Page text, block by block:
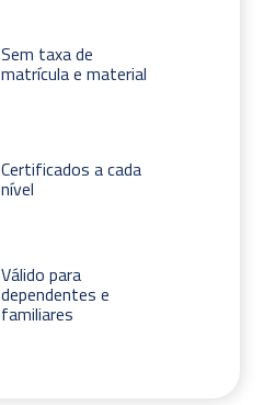
Sem taxa de
matrícula e material
Certificados a cada
nível
Válido para
dependentes e
familiares